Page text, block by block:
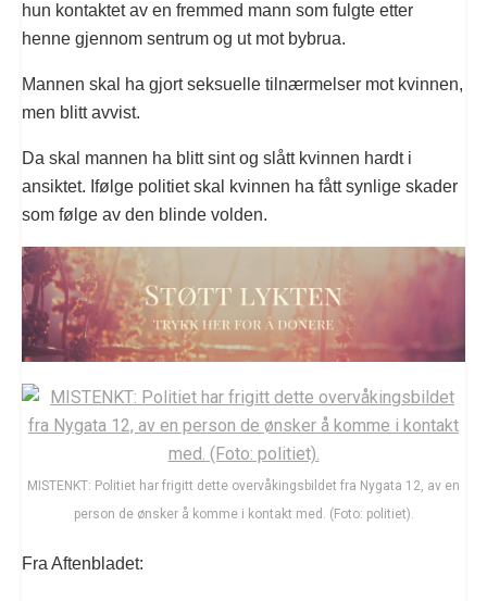
hun kontaktet av en fremmed mann som fulgte etter
henne gjennom sentrum og ut mot bybrua.
Mannen skal ha gjort seksuelle tilnærmelser mot kvinnen,
men blitt avvist.
Da skal mannen ha blitt sint og slått kvinnen hardt i
ansiktet. Ifølge politiet skal kvinnen ha fått synlige skader
som følge av den blinde volden.
MISTENKT: Politiet har frigitt dette overvåkingsbildet fra Nygata 12, av en
person de ønsker å komme i kontakt med. (Foto: politiet).
Fra Aftenbladet: